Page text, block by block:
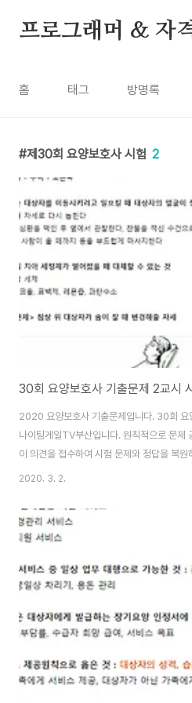
프로그래머 & 자
홈 태그 방명록
제30회 요양보호사 시험 2
30회 요양보호사 기출문제 2교시
2020 요양보호사 기출문제입니다. 30회 요
나이팅게일TV부산입니다. 원칙적으로 문제
이 의견을 접수하여 시험 문제와 정답을 복
아보니 시험 횟수가 2020년부터 1회 늘어난
호사 기출문제 찾는 분들이 많은 만큼 관심도
않을까 싶어요. 요양보호사 30회 기출문제
누워있는 대상자를 이동시키려고 일으킬 때
을 흘리는 경우 대처 방법..
2020. 3. 2.